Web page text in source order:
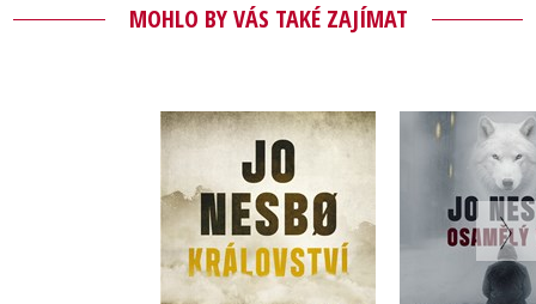
MOHLO BY VÁS TAKÉ ZAJÍMAT
Království
Jo Nesbo
Jo